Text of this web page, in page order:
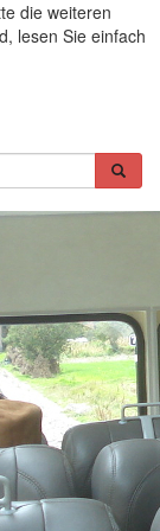
die weiteren
lesen Sie einfach